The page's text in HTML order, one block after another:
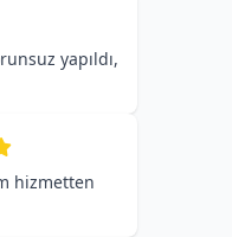
yapıldı,
hizmetten